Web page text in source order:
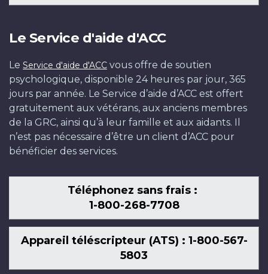
Le Service d'aide d'ACC
Le Service d'aide d'ACC vous offre de soutien
psychologique, disponible 24 heures par jour, 365
jours par année. Le Service d’aide d’ACC est offert
gratuitement aux vétérans, aux anciens membres
de la GRC, ainsi qu’à leur famille et aux aidants. Il
n’est pas nécessaire d’être un client d’ACC pour
bénéficier des services.
Téléphonez sans frais :
1-800-268-7708
Appareil téléscripteur (ATS) : 1-800-567-
5803